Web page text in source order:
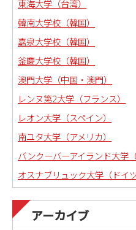
東海大学（台湾）
韓南大学校（韓国）
嘉泉大学校（韓国）
釜慶大学校（韓国）
澳門大学（中国・澳門）
レンヌ第2大学（フランス）
レオン大学（スペイン）
南ユタ大学（アメリカ）
バンクーバーアイランド大学（
オスナブリュック大学（ドイツ
アーカイブ